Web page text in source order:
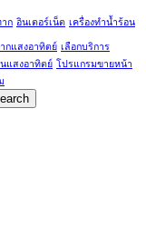
ก อินเตอร์เน็ต เครื่องทำน้ำร้อน
กแสงอาทิตย์ เลือกบริการ
แสงอาทิตย์ โปรแกรมขายหน้า